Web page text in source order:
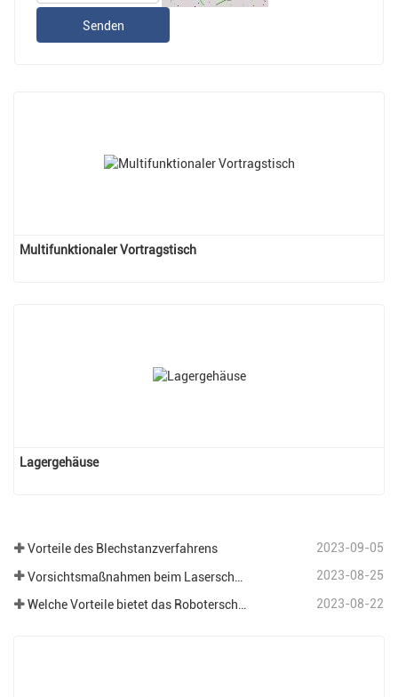
Senden
Multifunktionaler Vortragstisch
Lagergehäuse
Vorteile des Blechstanzverfahrens 2023-09-05
2023-08-25
2023-08-22